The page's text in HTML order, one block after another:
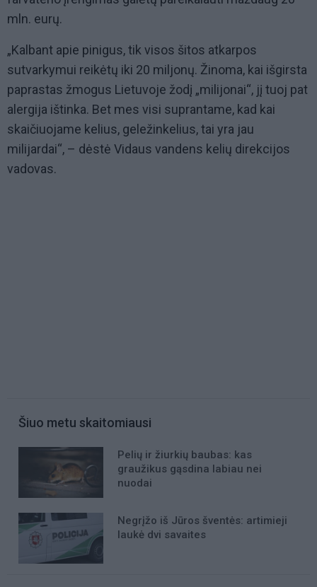
mln. eurų.
„Kalbant apie pinigus, tik visos šitos atkarpos
sutvarkymui reikėtų iki 20 miljonų. Žinoma, kai išgirsta
paprastas žmogus Lietuvoje žodį „milijonai“, jį tuoj pat
alergija ištinka. Bet mes visi suprantame, kad kai
skaičiuojame kelius, geležinkelius, tai yra jau
milijardai“, – dėstė Vidaus vandens kelių direkcijos
vadovas.
Šiuo metu skaitomiausi
Pelių ir žiurkių baubas: kas
graužikus gąsdina labiau nei
nuodai
Negrįžo iš Jūros šventės: artimieji
laukė dvi savaites